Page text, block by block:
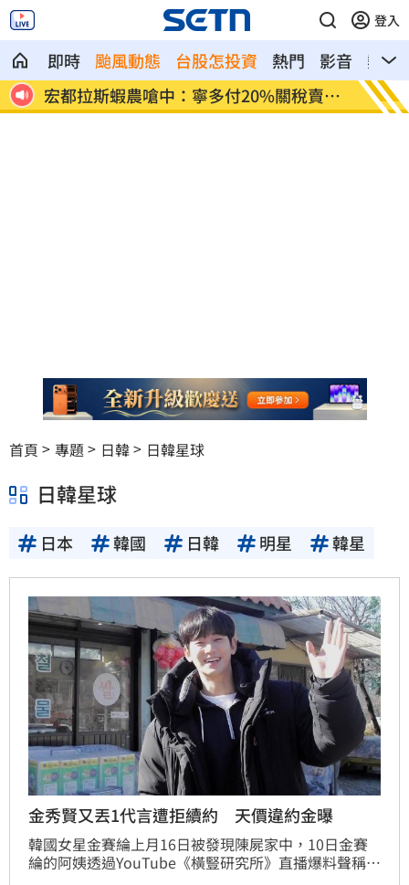
登入
即時 颱風動態 台股怎投資 熱門 影音
熱搜
台
當年日本捐我AZ秘辛！他牽線揭專為台生
產
白海
首頁 專題 日韓 日韓星球
日韓星球
日本 韓國 日韓 明星 韓星
金秀賢又丟1代言遭拒續約 天價違約金曝
韓國女星金賽綸上月16日被發現陳屍家中，10日金賽
綸的阿姨透過YouTube《橫豎研究所》直播爆料聲稱金